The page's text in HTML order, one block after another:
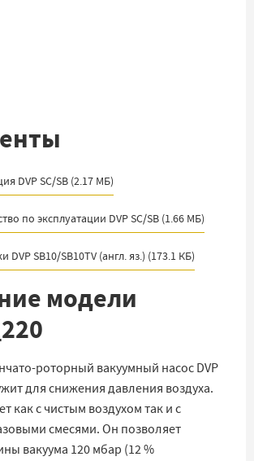
DVP SC/SB (2.17 МБ)
по эксплуатации DVP SC/SB (1.66 МБ)
DVP SB10/SB10TV (англ. яз.) (173.1 КБ)
модели
роторный вакуумный насос DVP
для снижения давления воздуха.
как с чистым воздухом так и с
смесями. Он позволяет
вакуума 120 мбар (12 %